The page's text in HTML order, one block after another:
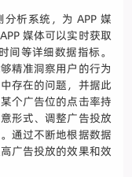
析系统，为 APP 媒
媒体可以实时获取
间等详细数据指标。
精准洞察用户的行为
存在的问题，并据此
个广告位的点击率持
形式、调整广告投放
通过不断地根据数据
广告投放的效果和效